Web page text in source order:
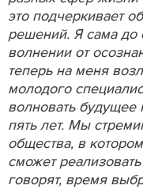
это подчеркивает
решений. Я сама до
волнении от
теперь на меня
молодого
волновать
пять лет. Мы
общества, в
сможет
говорят, время